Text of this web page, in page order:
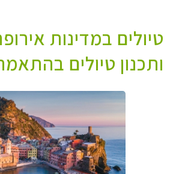
טיולים במדינות
ותכנון טיולים